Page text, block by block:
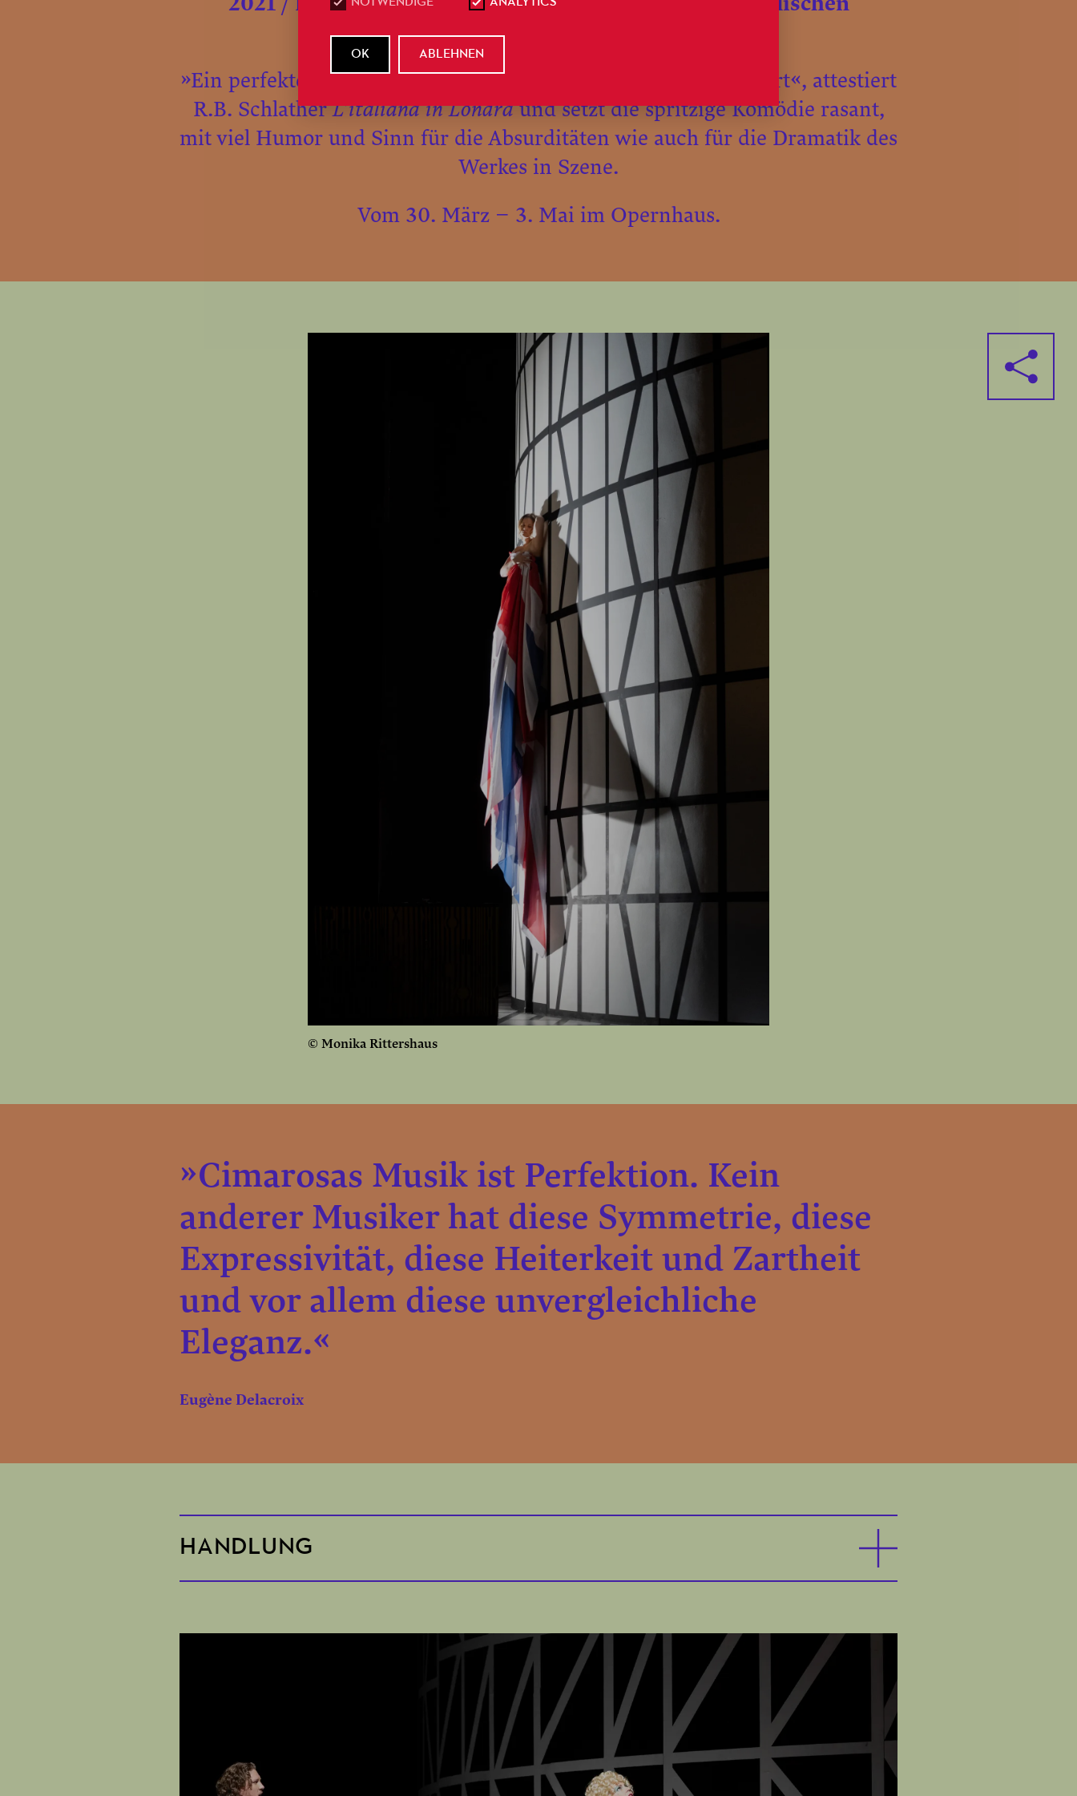
Übertiteln
»Ein perfektes Intermezzo – wahnsinnig charmant und raffiniert«, attestiert
R.B. SchlatherL’italiana in Londraund setzt die spritzige Komödie rasant,
mit viel Humor und Sinn für die Absurditäten wie auch für die Dramatik des
Werkes in Szene.
Vom 30. März – 3. Mai im Opernhaus.
© Monika Rittershaus
»Cimarosas Musik ist Perfektion. Kein
anderer Musiker hat diese Symmetrie, diese
Expressivität, diese Heiterkeit und Zartheit
und vor allem diese unvergleichliche
Eleganz.«
Eugène Delacroix
HANDLUNG
Sumers den seriösen Geschäftsmann raushängen lässt, sehnt sich der italienische
Lebemann Don Polidoro nach Neapel zurück, wo man lachen, laut sein und vor allem gut
und günstig essen kann. Auch Livia, eine Tochter aus gutem italienischen Hause, hat sich
seit einiger Zeit in der Pension eingerichtet. Vor zwei Jahren wurde sie von ihrem
Geliebten, Milord Arespingh, sitzen gelassen. Seither ist sie als »Mademoiselle Enrichetta
aus Marseille« auf der Suche nach ihm. Plötzlich taucht Arespingh in der Pension auf –
und das Chaos ist perfekt.
OK ABLEHNEN